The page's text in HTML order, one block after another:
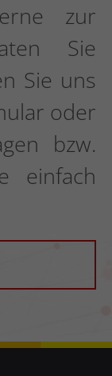
zur
Sie
Sie uns
oder
bzw.
einfach